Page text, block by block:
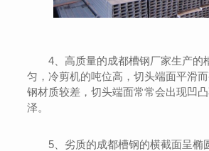
4、高质量的成都槽钢厂家生产的
匀，冷剪机的吨位高，切头端面平滑
钢材质较差，切头端面常常会出现凹
泽。
5、劣质的成都槽钢的横截面呈椭